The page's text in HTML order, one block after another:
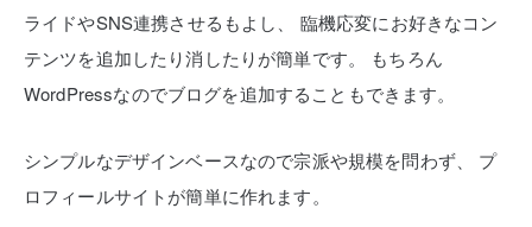
ライドやSNS連携させるもよし、
臨機応変にお好きなコン
テンツを追加したり消したりが簡単です。
もちろん
WordPressなのでブログを追加することもできます。
シンプルなデザインベースなので宗派や規模を問わず、
プ
ロフィールサイトが簡単に作れます。